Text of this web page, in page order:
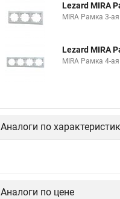
Lezard MIRA
MIRA Рамка 3-
Lezard MIRA
MIRA Рамка 4-
Аналоги по